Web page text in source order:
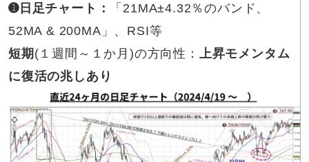
➊日足チャート：
「21MA±4.32％のバンド、
52MA & 200MA」、RSI等
短期 (１週間～１か月)の方向性：
上昇モメンタム
に復活の兆しあり